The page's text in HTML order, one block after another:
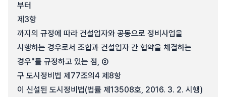
부터
제3항
까지의 규정에 따라 건설업자와 공동으로 정비사업을
시행하는 경우로서 조합과 건설업자 간 협약을 체결하는
경우"를 규정하고 있는 점, ②
구 도시정비법 제77조의4 제8항
이 신설된 도시정비법(법률 제13508호, 2016. 3. 2. 시행)